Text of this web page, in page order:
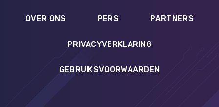
OVER ONS PERS PARTNERS
PRIVACYVERKLARING
GEBRUIKSVOORWAARDEN